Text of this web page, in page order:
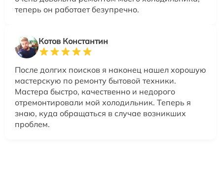
теперь он работает безупречно.
Котов Константин
После долгих поисков я наконец нашел хорошую
мастерскую по ремонту бытовой техники.
Мастера быстро, качественно и недорого
отремонтировали мой холодильник. Теперь я
знаю, куда обращаться в случае возникших
проблем.